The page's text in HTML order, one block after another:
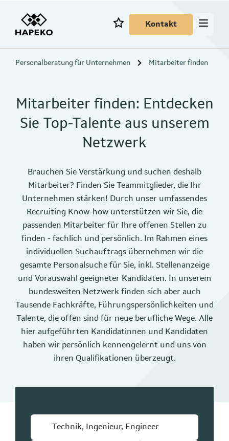
Kontakt
Personalberatung für Unternehmen Mitarbeiter finden
Mitarbeiter finden: Entdecken
Sie Top-Talente aus unserem
Netzwerk
Brauchen Sie Verstärkung und suchen deshalb
Mitarbeiter? Finden Sie Teammitglieder, die Ihr
Unternehmen stärken! Durch unser umfassendes
Recruiting Know-how unterstützen wir Sie, die
passenden Mitarbeiter für Ihre offenen Stellen zu
finden - fachlich und persönlich. Im Rahmen eines
individuellen Suchauftrags übernehmen wir die
gesamte Personalsuche für Sie, inkl. Stellenanzeige
und Vorauswahl geeigneter Kandidaten. In unserem
bundesweiten Netzwerk finden sich aber auch
Tausende Fachkräfte, Führungspersönlichkeiten und
Talente, die offen sind für neue berufliche Wege. Alle
hier aufgeführten Kandidatinnen und Kandidaten
haben wir persönlich kennengelernt und uns von
ihren Qualifikationen überzeugt.